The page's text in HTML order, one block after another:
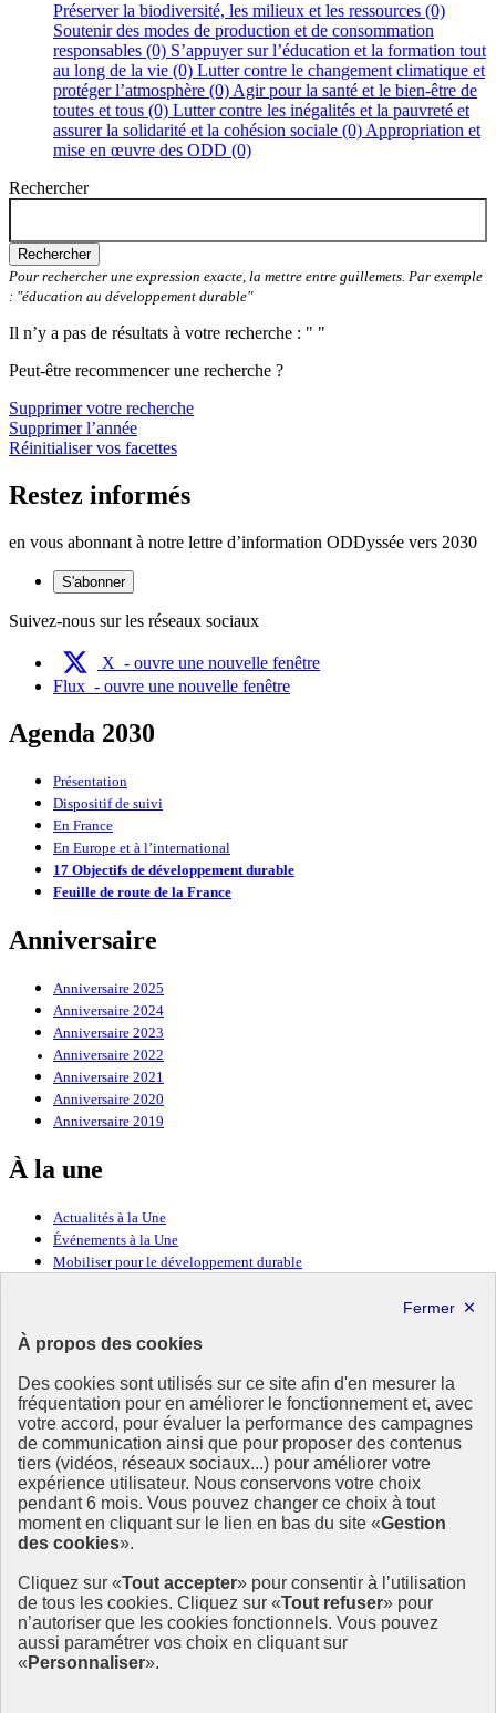
À propos des cookies
Des cookies sont utilisés sur ce site afin d'en mesurer la
fréquentation pour en améliorer le fonctionnement et, avec
votre accord, pour évaluer la performance des campagnes
de communication ainsi que pour proposer des contenus
tiers (vidéos, réseaux sociaux...) pour améliorer votre
expérience utilisateur. Nous conservons votre choix
pendant 6 mois. Vous pouvez changer ce choix à tout
moment en cliquant sur le lien en bas du site «Gestion
des cookies».
Cliquez sur «Tout accepter» pour consentir à l’utilisation
de tous les cookies. Cliquez sur «Tout refuser» pour
n’autoriser que les cookies fonctionnels. Vous pouvez
aussi paramétrer vos choix en cliquant sur
« Personnaliser».
Préserver la biodiversité, les milieux et les ressources (0)
Soutenir des modes de production et de consommation
responsables (0) S’appuyer sur l’éducation et la formation tout
au long de la vie (0) Lutter contre le changement climatique et
protéger l’atmosphère (0) Agir pour la santé et le bien-être de
toutes et tous (0) Lutter contre les inégalités et la pauvreté et
assurer la solidarité et la cohésion sociale (0) Appropriation et
mise en œuvre des ODD (0)
Rechercher
Rechercher
Pour rechercher une expression exacte, la mettre entre guillemets. Par exemple
: "éducation au développement durable"
Il n’y a pas de résultats à votre recherche : " "
Peut-être recommencer une recherche ?
Supprimer votre recherche
Supprimer l’année
Réinitialiser vos facettes
Restez informés
en vous abonnant à notre lettre d’information ODDyssée vers 2030
S'abonner
Suivez-nous sur les réseaux sociaux
X - ouvre une nouvelle fenêtre
Flux - ouvre une nouvelle fenêtre
Agenda 2030
Présentation
Dispositif de suivi
En France
En Europe et à l’international
17 Objectifs de développement durable
Feuille de route de la France
Anniversaire
Anniversaire 2025
Anniversaire 2024
Anniversaire 2023
Anniversaire 2022
Anniversaire 2021
Anniversaire 2020
Anniversaire 2019
À la une
Actualités à la Une
Événements à la Une
Mobiliser pour le développement durable
Ressources
Ressources
La Méth’ODD
Gouvernement
Ce site propose l’information de référence concernant l’Agenda
2030 et la feuille de route de la France. Il valorise la mobilisation de
tous les acteurs.
info.gouv.fr- ouvre une nouvelle fenêtre
service-public.fr - ouvre une nouvelle fenêtre
legifrance.gouv.fr- ouvre une nouvelle fenêtre
data.gouv.fr- ouvre une nouvelle fenêtre
Plan du site